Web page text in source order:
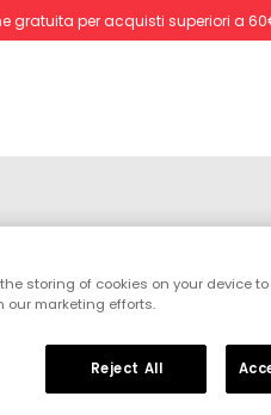
gratuita per acquisti superiori a
the storing of cookies on your device
marketing efforts.
Reject All